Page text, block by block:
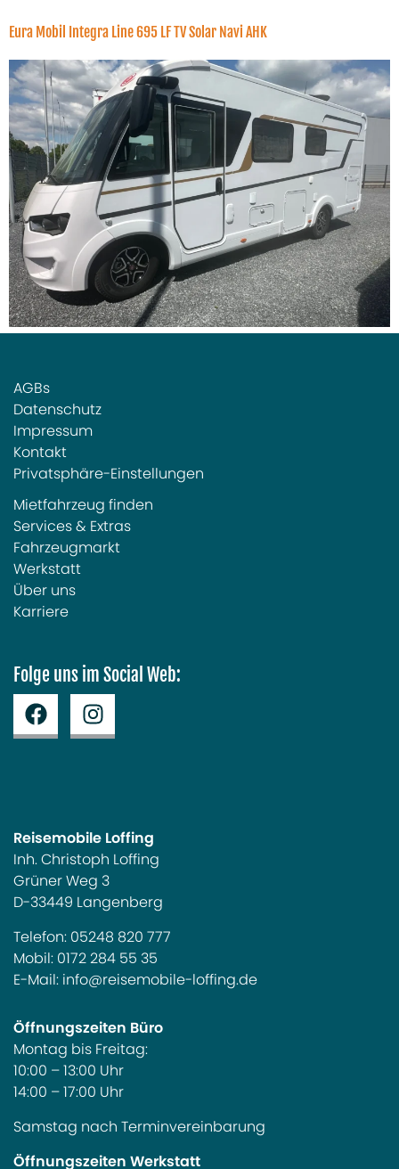
Eura Mobil Integra Line 695 LF TV Solar Navi AHK
Mietfahrzeug finden
Services & Extras
Fahrzeugmarkt
Werkstatt
Über uns
Karriere
Folge uns im Social Web:
AGBs
Datenschutz
Impressum
Kontakt
Privatsphäre-Einstellungen
Reisemobile Loffing
Inh. Christoph Loffing
Grüner Weg 3
D-33449 Langenberg
Telefon: 05248 820 777
Mobil: 0172 284 55 35
E-Mail: info@reisemobile-loffing.de
Öffnungszeiten Büro
Montag bis Freitag:
10:00 – 13:00 Uhr
14:00 – 17:00 Uhr
Samstag nach Terminvereinbarung
Öffnungszeiten Werkstatt